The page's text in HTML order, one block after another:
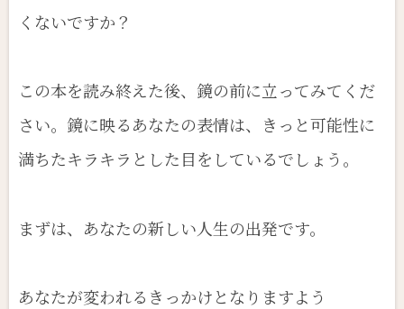
くないですか？
この本を読み終えた後、鏡の前に立ってみてくだ
さい。鏡に映るあなたの表情は、きっと可能性に
満ちたキラキラとした目をしているでしょう。
まずは、あなたの新しい人生の出発です。
あなたが変われるきっかけとなりますよう